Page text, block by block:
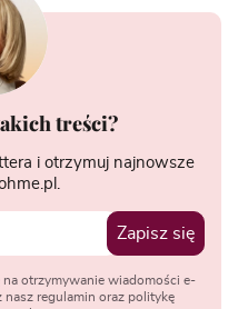
treści?
i otrzymuj najnowsze
Zapisz się
na otrzymywanie wiadomości e-
nasz regulamin oraz politykę